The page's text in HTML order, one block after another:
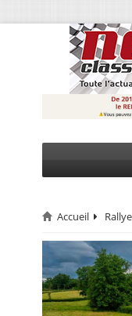
CIRCUIT
RALLYE
MONTAGNE
Accueil Rallye